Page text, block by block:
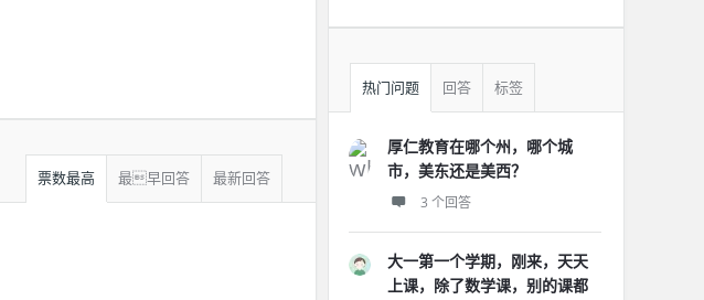
票数最高 最早回答 最新回答
热门问题 回答 标签
厚仁教育在哪个州，哪个城
市，美东还是美西？
3 个回答
大一第一个学期，刚来，天天
上课，除了数学课，别的课都